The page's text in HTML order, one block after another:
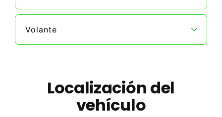
Volante
Localización del
vehículo